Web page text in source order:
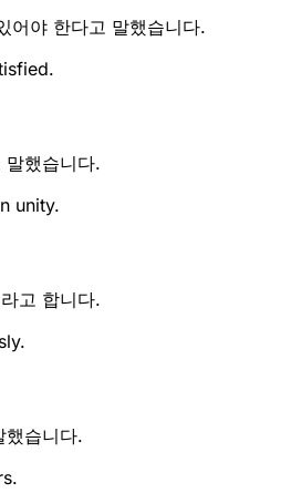
어야 한다고 말했습니다.
말했습니다.
unity.
고 합니다.
했습니다.